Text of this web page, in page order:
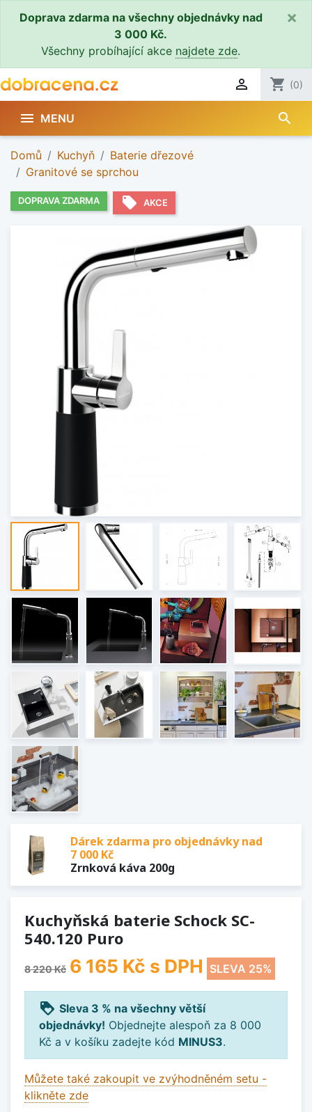
Doprava zdarma na všechny objednávky nad
3 000 Kč.
Všechny probíhající akce najdete zde.
×
 shopping_cart (0)
 MENU search
Domů Kuchyň
Baterie dřezové
Granitové se sprchou
DOPRAVA ZDARMA local_offer AKCE
Dárek zdarma pro objednávky nad
7 000 Kč
Zrnková káva 200g
Kuchyňská baterie Schock SC-
540.120 Puro
8 220 Kč 6 165 Kč s DPH SLEVA 25%
loyalty Sleva 3 % na všechny větší
objednávky! Objednejte alespoň za 8 000
Kč a v košíku zadejte kód MINUS3.
Můžete také zakoupit ve zvýhodněném setu -
klikněte zde